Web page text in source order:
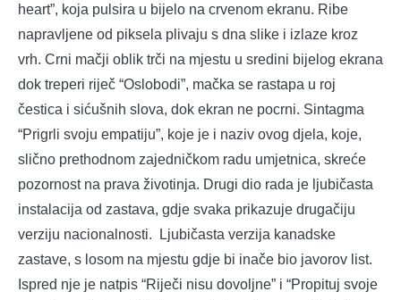
heart”, koja pulsira u bijelo na crvenom ekranu. Ribe
napravljene od piksela plivaju s dna slike i izlaze kroz
vrh. Crni mačji oblik trči na mjestu u sredini bijelog ekrana
dok treperi riječ “Oslobodi”, mačka se rastapa u roj
čestica i sićušnih slova, dok ekran ne pocrni. Sintagma
“Prigrli svoju empatiju”, koje je i naziv ovog djela, koje,
slično prethodnom zajedničkom radu umjetnica, skreće
pozornost na prava životinja. Drugi dio rada je ljubičasta
instalacija od zastava, gdje svaka prikazuje drugačiju
verziju nacionalnosti. Ljubičasta verzija kanadske
zastave, s losom na mjestu gdje bi inače bio javorov list.
Ispred nje je natpis “Riječi nisu dovoljne” i “Propituj svoje